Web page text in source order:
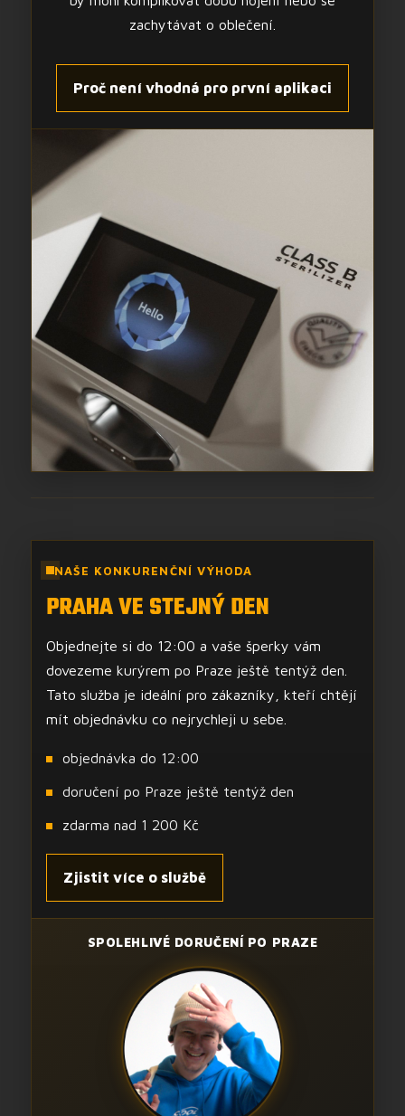
zachytávat o oblečení.
Proč není vhodná pro první aplikaci
NAŠE KONKURENČNÍ VÝHODA
PRAHA VE STEJNÝ DEN
Objednejte si do 12:00 a vaše šperky vám
dovezeme kurýrem po Praze ještě tentýž den.
Tato služba je ideální pro zákazníky, kteří chtějí
mít objednávku co nejrychleji u sebe.
objednávka do 12:00
doručení po Praze ještě tentýž den
zdarma nad 1 200 Kč
Zjistit více o službě
SPOLEHLIVÉ DORUČENÍ PO PRAZE